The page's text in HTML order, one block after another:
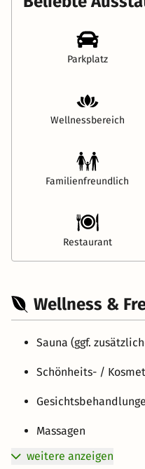
Parkplatz
Wellnessbereich
Familienfreundlich
Restaurant
Wellness &
Sauna (ggf.
Schönheits- /
Massagen
weitere anzeigen